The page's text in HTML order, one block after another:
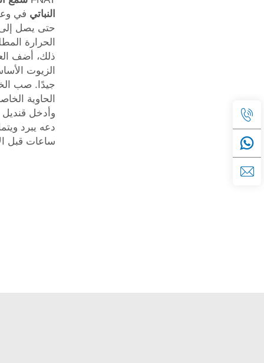
النباتي في
حتى يصل
الحرارة
ذلك، أضف
الزيوت
جيدًا. صب
الحاوية
وأدخل
دعه يبرد
ساعات قبل